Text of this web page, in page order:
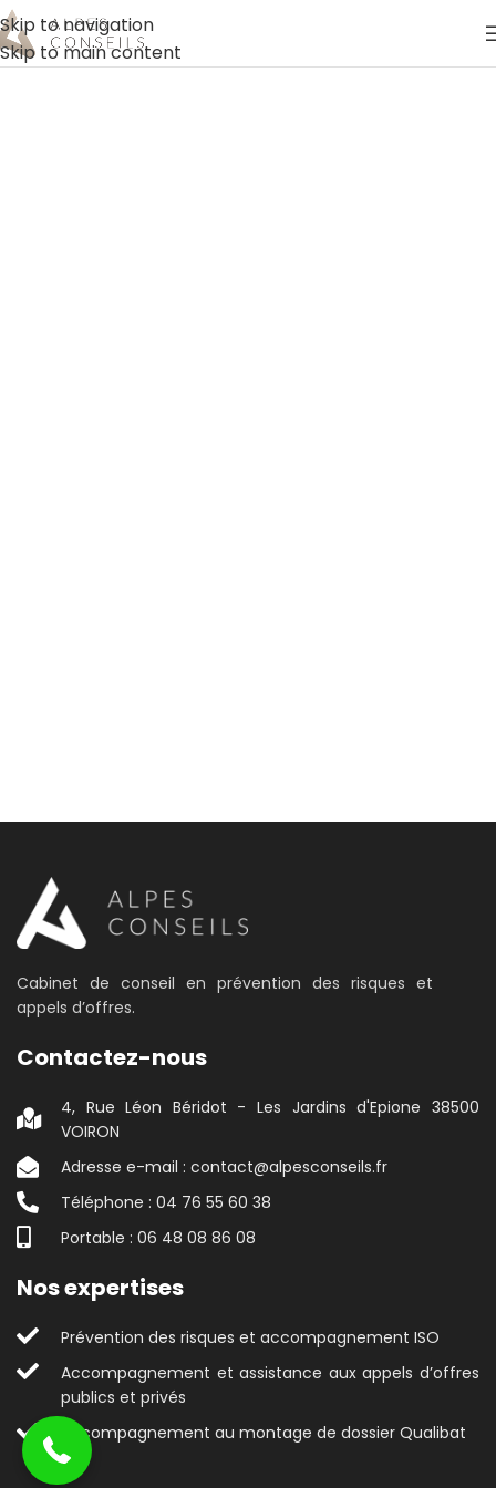
Skip to navigation
Skip to main content
Cabinet de conseil en prévention des risques et
appels d’offres.
Contactez-nous
4, Rue Léon Béridot - Les Jardins d'Epione 38500
VOIRON
Adresse e-mail : contact@alpesconseils.fr
Téléphone : 04 76 55 60 38
Portable : 06 48 08 86 08
Nos expertises
Prévention des risques et accompagnement ISO
Accompagnement et assistance aux appels d’offres
publics et privés
Accompagnement au montage de dossier Qualibat
04 76 55 60 38